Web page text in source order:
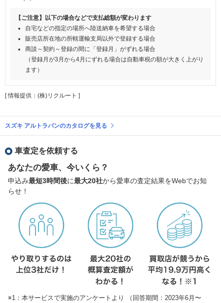
【ご注意】以下の場合などで支払総額が変わります
自宅などの指定の場所へ陸送納車を希望する場合
販売店所在地の所轄運輸支局以外で登録する場合
商談～契約～登録の間に「登録月」がずれる場合
（登録月が3月から4月にずれる場合は自動車税の額が大きく上がり
ます）
[ 情報提供：(株)リクルート ]
スズキ アルトラパンのカタログを見る
車査定を依頼する
あなたの愛車、今いくら？
申込み最短3時間後に最大20社から愛車の査定結果をWebでお知
らせ！
※1：本サービスで実施のアンケートより （回答期間：2023年6月〜